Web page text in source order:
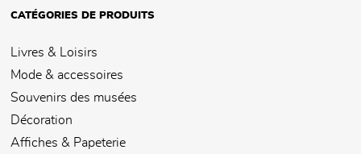
CATÉGORIES DE PRODUITS
Livres & Loisirs
Mode & accessoires
Souvenirs des musées
Décoration
Affiches & Papeterie